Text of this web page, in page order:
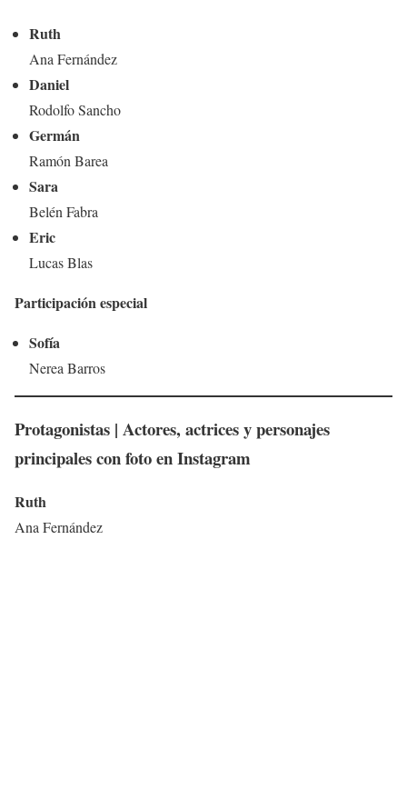
Ruth
Ana Fernández
Daniel
Rodolfo Sancho
Germán
Ramón Barea
Sara
Belén Fabra
Eric
Lucas Blas
Participación especial
Sofía
Nerea Barros
Protagonistas | Actores, actrices y personajes
principales con foto en Instagram
Ruth
Ana Fernández